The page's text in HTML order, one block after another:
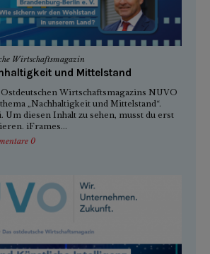
Wirtschaftsmagazin
und Mittelstand
Ostdeutschen Wirtschaftsmagazins NUVO
„Nachhaltigkeit und Mittelstand“.
Um diesen Inhalt zu sehen, musst du erst
iFrames...
0